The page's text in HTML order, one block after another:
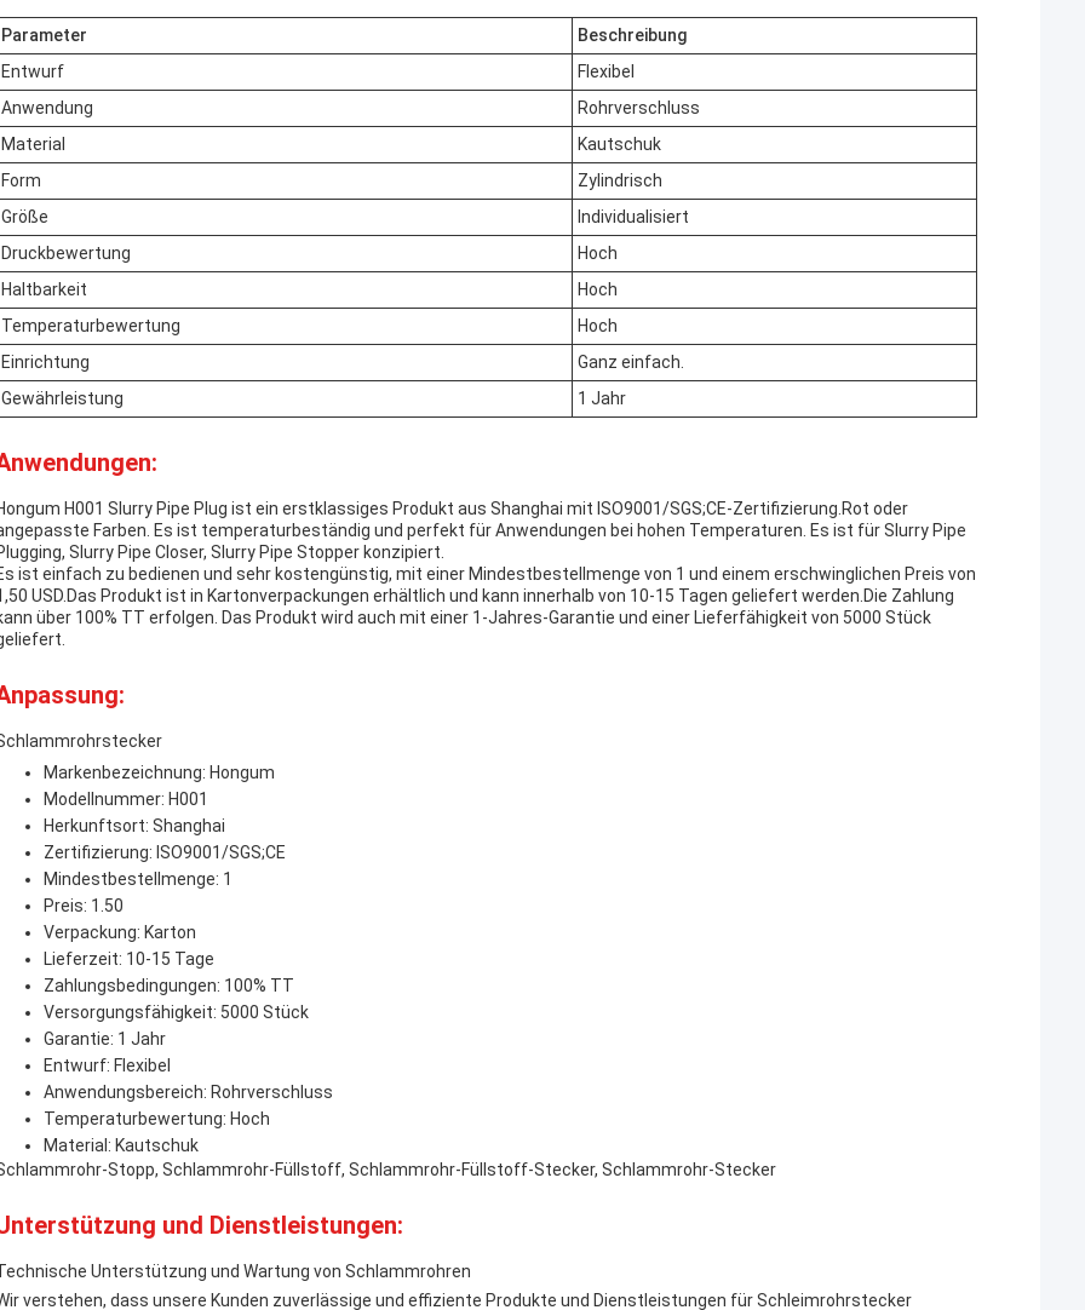
Parameter
Beschreibung
Entwurf
Flexibel
Anwendung
Rohrverschluss
Material
Kautschuk
Form
Zylindrisch
Größe
Individualisiert
Druckbewertung
Hoch
Haltbarkeit
Hoch
Temperaturbewertung
Hoch
Einrichtung
Ganz einfach.
Gewährleistung
1 Jahr
H001 Slurry Pipe Plug ist ein erstklassiges Produkt aus Shanghai mit ISO9001/SGS;CE-Zertifizierung.Rot oder
Farben. Es ist temperaturbeständig und perfekt für Anwendungen bei hohen Temperaturen. Es ist für Slurry Pipe
Slurry Pipe Closer, Slurry Pipe Stopper konzipiert.
ist einfach zu bedienen und sehr kostengünstig, mit einer Mindestbestellmenge von 1 und einem erschwinglichen Preis von
USD.Das Produkt ist in Kartonverpackungen erhältlich und kann innerhalb von 10-15 Tagen geliefert werden.Die Zahlung
über 100% TT erfolgen. Das Produkt wird auch mit einer 1-Jahres-Garantie und einer Lieferfähigkeit von 5000 Stück
Markenbezeichnung: Hongum
Modellnummer: H001
Herkunftsort: Shanghai
Zertifizierung: ISO9001/SGS;CE
Mindestbestellmenge: 1
Preis: 1.50
Verpackung: Karton
Lieferzeit: 10-15 Tage
Zahlungsbedingungen: 100% TT
Versorgungsfähigkeit: 5000 Stück
Garantie: 1 Jahr
Entwurf: Flexibel
Anwendungsbereich: Rohrverschluss
Temperaturbewertung: Hoch
Material: Kautschuk
Stopp, Schlammrohr-Füllstoff, Schlammrohr-Füllstoff-Stecker, Schlammrohr-Stecker
und Dienstleistungen:
Unterstützung und Wartung von Schlammrohren
verstehen, dass unsere Kunden zuverlässige und effiziente Produkte und Dienstleistungen für Schleimrohrstecker